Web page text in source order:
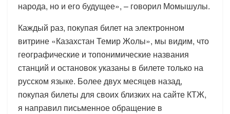
народа, но и его будущее», – говорил Момышулы.
Каждый раз, покупая билет на электронном
витрине «Казахстан Темир Жолы», мы видим, что
географические и топонимические названия
станций и остановок указаны в билете только на
русском языке. Более двух месяцев назад,
покупая билеты для своих близких на сайте КТЖ,
я направил письменное обращение в